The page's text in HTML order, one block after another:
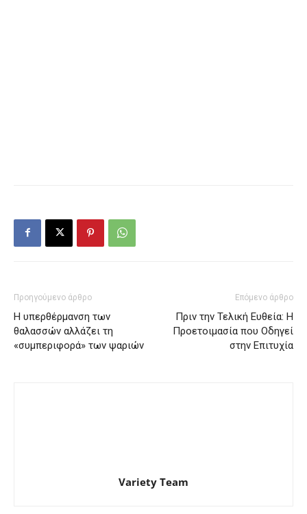
Προηγούμενο άρθρο
Η υπερθέρμανση των
θαλασσών αλλάζει τη
«συμπεριφορά» των ψαριών
Επόμενο άρθρο
Πριν την Τελική Ευθεία: Η
Προετοιμασία που Οδηγεί
στην Επιτυχία
Variety Team